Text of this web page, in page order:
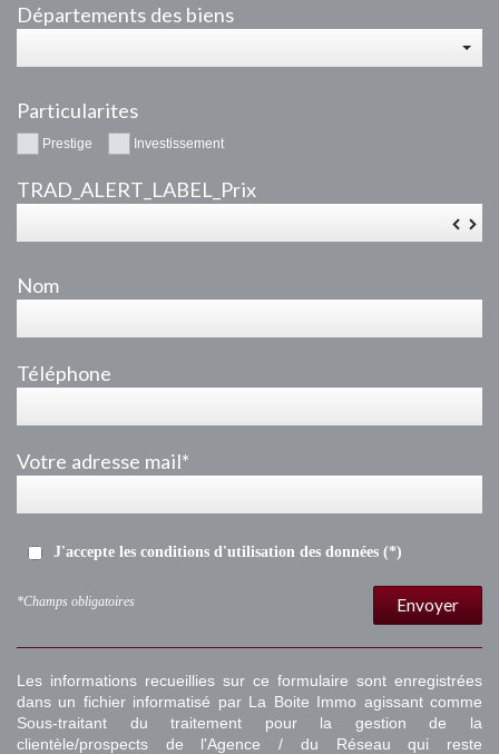
Départements des biens
Particularites
Prestige Investissement
TRAD_ALERT_LABEL_Prix
▼
Nom
Téléphone
Votre adresse mail*
J'accepte les conditions d'utilisation des données (*)
Envoyer
*Champs obligatoires
Les informations recueillies sur ce formulaire sont enregistrées
dans un fichier informatisé par La Boite Immo agissant comme
Sous-traitant du traitement pour la gestion de la
clientèle/prospects de l'Agence / du Réseau qui reste